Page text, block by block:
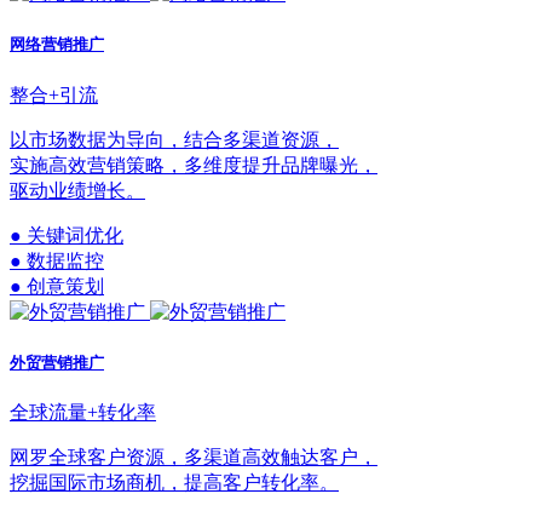
网络营销推广
整合+引流
以市场数据为导向，结合多渠道资源，
实施高效营销策略，多维度提升品牌曝光，
驱动业绩增长。
● 关键词优化
● 数据监控
● 创意策划
外贸营销推广
全球流量+转化率
网罗全球客户资源，多渠道高效触达客户，
挖掘国际市场商机，提高客户转化率。